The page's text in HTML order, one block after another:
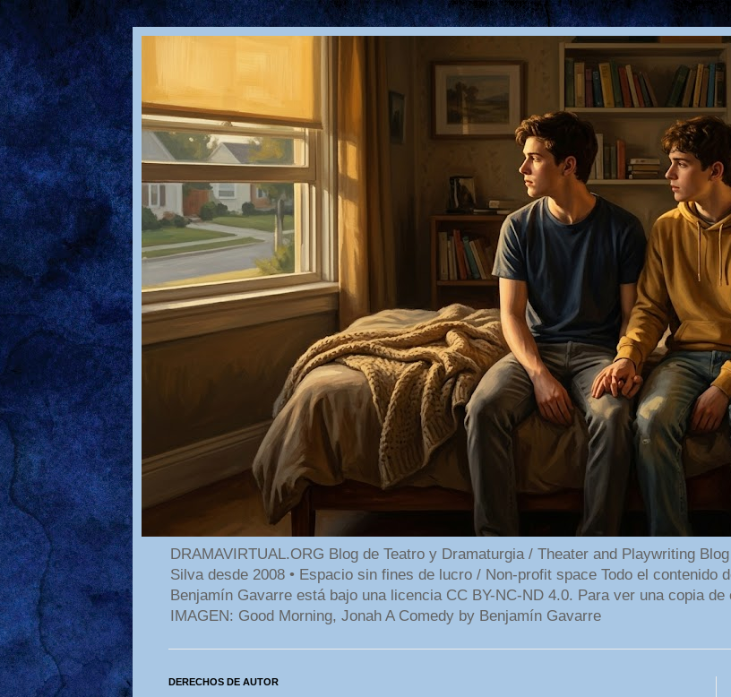
DRAMAVIRTUAL.ORG Blog de Teatro y Dramaturgia / Theater and Playwriting
Silva desde 2008 • Espacio sin fines de lucro / Non-profit space Todo el contenido
Benjamín Gavarre está bajo una licencia CC BY-NC-ND 4.0. Para ver una copia
IMAGEN: Good Morning, Jonah A Comedy by Benjamín Gavarre
DERECHOS DE AUTOR